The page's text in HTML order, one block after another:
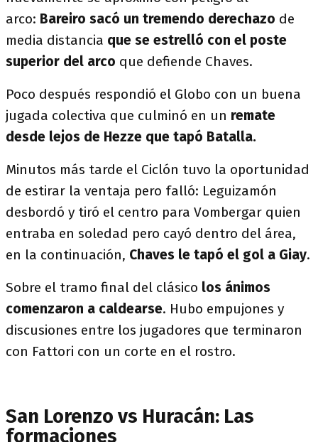
arco: Bareiro sacó un tremendo derechazo de
media distancia que se estrelló con el poste
superior del arco que defiende Chaves.
Poco después respondió el Globo con un buena
jugada colectiva que culminó en un remate
desde lejos de Hezze que tapó Batalla.
Minutos más tarde el Ciclón tuvo la oportunidad
de estirar la ventaja pero falló: Leguizamón
desbordó y tiró el centro para Vombergar quien
entraba en soledad pero cayó dentro del área,
en la continuación, Chaves le tapó el gol a Giay.
Sobre el tramo final del clásico los ánimos
comenzaron a caldearse. Hubo empujones y
discusiones entre los jugadores que terminaron
con Fattori con un corte en el rostro.
San Lorenzo vs Huracán: Las
formaciones